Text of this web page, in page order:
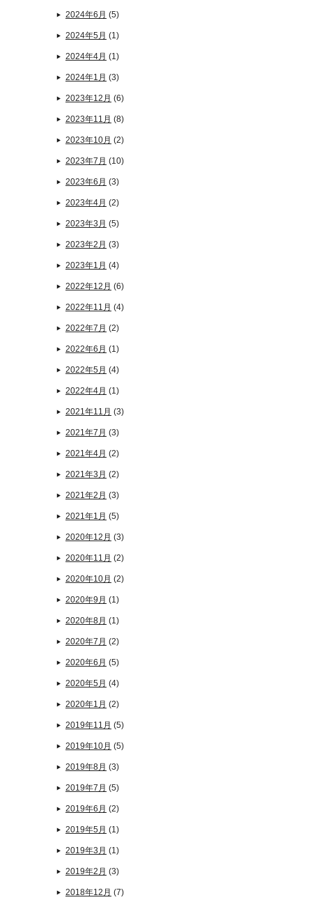
2024年6月 (5)
2024年5月 (1)
2024年4月 (1)
2024年1月 (3)
2023年12月 (6)
2023年11月 (8)
2023年10月 (2)
2023年7月 (10)
2023年6月 (3)
2023年4月 (2)
2023年3月 (5)
2023年2月 (3)
2023年1月 (4)
2022年12月 (6)
2022年11月 (4)
2022年7月 (2)
2022年6月 (1)
2022年5月 (4)
2022年4月 (1)
2021年11月 (3)
2021年7月 (3)
2021年4月 (2)
2021年3月 (2)
2021年2月 (3)
2021年1月 (5)
2020年12月 (3)
2020年11月 (2)
2020年10月 (2)
2020年9月 (1)
2020年8月 (1)
2020年7月 (2)
2020年6月 (5)
2020年5月 (4)
2020年1月 (2)
2019年11月 (5)
2019年10月 (5)
2019年8月 (3)
2019年7月 (5)
2019年6月 (2)
2019年5月 (1)
2019年3月 (1)
2019年2月 (3)
2018年12月 (7)